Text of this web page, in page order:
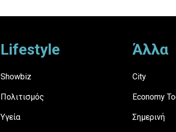
Lifestyle
Showbiz
Πολιτισμός
Υγεία
Άλλα
City
Economy
Σημερινή